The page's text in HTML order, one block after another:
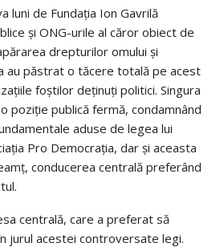
luni de Fundaţia Ion Gavrilă
şi ONG-urile al căror obiect de
drepturilor omului şi
au păstrat o tăcere totală pe acest
foştilor deţinuţi politici. Singura
poziţie publică fermă, condamnând
aduse de legea lui
Pro Democraţia, dar şi aceasta
conducerea centrală preferând
centrală, care a preferat să
jurul acestei controversate legi.